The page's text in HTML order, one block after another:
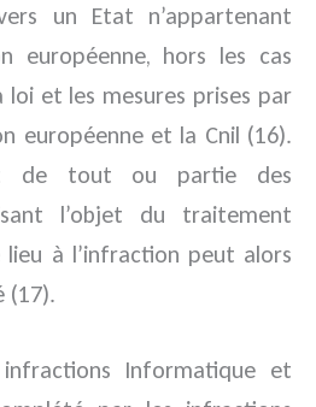
un Etat n’appartenant
européenne, hors les cas
loi et les mesures prises par
européenne et la Cnil (16).
de tout ou partie des
l’objet du traitement
à l’infraction peut alors
(17).
Informatique et